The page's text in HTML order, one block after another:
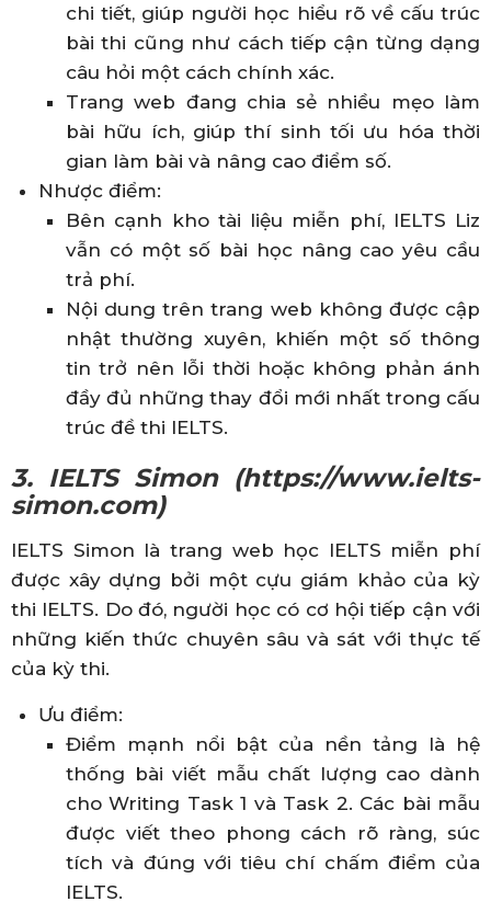
chi tiết, giúp người học hiểu rõ về cấu trúc
bài thi cũng như cách tiếp cận từng dạng
câu hỏi một cách chính xác.
Trang web đang chia sẻ nhiều mẹo làm
bài hữu ích, giúp thí sinh tối ưu hóa thời
gian làm bài và nâng cao điểm số.
Nhược điểm:
Bên cạnh kho tài liệu miễn phí, IELTS Liz
vẫn có một số bài học nâng cao yêu cầu
trả phí.
Nội dung trên trang web không được cập
nhật thường xuyên, khiến một số thông
tin trở nên lỗi thời hoặc không phản ánh
đầy đủ những thay đổi mới nhất trong cấu
trúc đề thi IELTS.
3. IELTS Simon (https://www.ielts-
simon.com)
IELTS Simon là trang web học IELTS miễn phí
được xây dựng bởi một cựu giám khảo của kỳ
thi IELTS. Do đó, người học có cơ hội tiếp cận với
những kiến thức chuyên sâu và sát với thực tế
của kỳ thi.
Ưu điểm:
Điểm mạnh nổi bật của nền tảng là hệ
thống bài viết mẫu chất lượng cao dành
cho Writing Task 1 và Task 2. Các bài mẫu
được viết theo phong cách rõ ràng, súc
tích và đúng với tiêu chí chấm điểm của
IELTS.